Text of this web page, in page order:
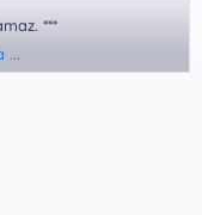
***
...